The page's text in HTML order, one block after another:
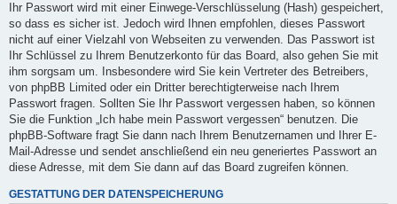
Ihr Passwort wird mit einer Einwege-Verschlüsselung (Hash) gespeichert,
so dass es sicher ist. Jedoch wird Ihnen empfohlen, dieses Passwort
nicht auf einer Vielzahl von Webseiten zu verwenden. Das Passwort ist
Ihr Schlüssel zu Ihrem Benutzerkonto für das Board, also gehen Sie mit
ihm sorgsam um. Insbesondere wird Sie kein Vertreter des Betreibers,
von phpBB Limited oder ein Dritter berechtigterweise nach Ihrem
Passwort fragen. Sollten Sie Ihr Passwort vergessen haben, so können
Sie die Funktion „Ich habe mein Passwort vergessen“ benutzen. Die
phpBB-Software fragt Sie dann nach Ihrem Benutzernamen und Ihrer E-
Mail-Adresse und sendet anschließend ein neu generiertes Passwort an
diese Adresse, mit dem Sie dann auf das Board zugreifen können.
GESTATTUNG DER DATENSPEICHERUNG